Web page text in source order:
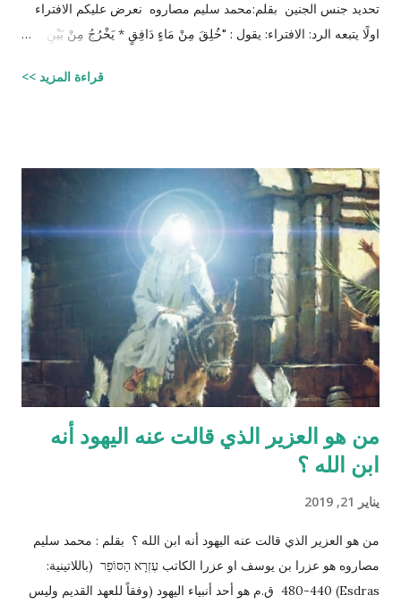
تحديد جنس الجنين بقلم:محمد سليم مصاروه نعرض عليكم الافتراء
اولًا يتبعه الرد: الافتراء: يقول : "خُلِقَ مِنْ مَاءٍ دَافِقٍ * يَخْرُجُ مِنْ بَيْنِ
المنطقة الصدرية عندها ( الترائب ) , و لا يتكون مني الرجل من منطقته
الصدريّة أيضاً ( الصلب ) هو يتكون في الخصيتين خارج البطن بعيداً عن
منطقة الصدر !! وهذا ايضاً حديث صحيح يوضح مقصد الآية اكثر :" ماء
الرجل أبيض وماء المرأة أصفر، فإذا اجتمعا فعلا مني الرجل مني
المرأة أذكرا بإذن الله، وإذا علا مني المرأة مني الرجل أنثا بإذن الله "
صحيح مسلم ‪http://fatwa.islamweb.net/fatwa/index.php?
page=sh...
قراءة المزيد >>
من هو العزير الذي قالت عنه اليهود أنه
ابن الله ؟
يناير 21, 2019
من هو العزير الذي قالت عنه اليهود أنه ابن الله ؟ بقلم : محمد سليم
مصاروه هو عزرا بن يوسف او عزرا الكاتب עֶזְרָא הַסּוֹפֵר (باللاتينية:
Esdras) 480-440 ق.م هو أحد أنبياء اليهود (وفقاً للعهد القديم وليس